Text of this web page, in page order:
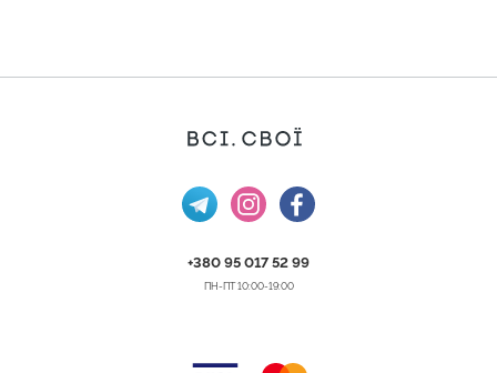
+380 95 017 52 99
ПН-ПТ 10:00-19:00